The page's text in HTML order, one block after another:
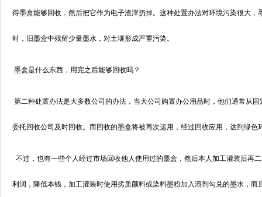
得墨盒能够回收，然后把它作为电子渣滓扔掉。这种处置办法对环境污染很大
时，旧墨盒中残留少量墨水，对土壤形成严重污染。
墨盒是什么东西，用完之后能够回收吗？
第二种处置办法是大多数公司的办法，当大公司购置办公用品时，他们通常从
委托回收公司及时回收。而回收的墨盒将被再次运用，经过回收应用，达到绿色
不过，也有一些个人经过市场回收他人使用过的墨盒，然后本人加工灌装后再
利润，降低本钱，加工灌装时使用劣质颜料或染料墨粉加入溶剂勾兑的墨水，